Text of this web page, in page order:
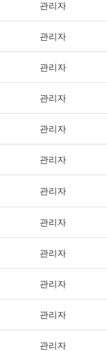
관리자
관리자
관리자
관리자
관리자
관리자
관리자
관리자
관리자
관리자
관리자
관리자